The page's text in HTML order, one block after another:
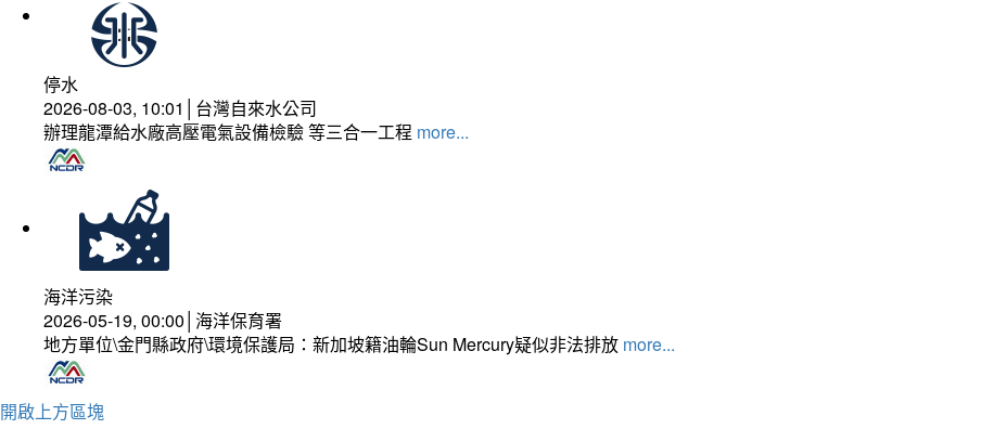
停水
2026-08-03, 10:01│台灣自來水公司
辦理龍潭給水廠高壓電氣設備檢驗 等三合一工程 more...
海洋污染
2026-05-19, 00:00│海洋保育署
地方單位\金門縣政府\環境保護局：新加坡籍油輪Sun Mercury疑似非法排放 more...
開啟上方區塊